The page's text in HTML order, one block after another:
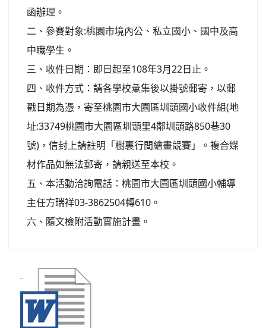
函辦理。
二、參賽對象:桃園市境內公、私立國小、國中及高
中職學生。
三、收件日期：即日起至108年3月22日止。
四、收件方式：請各學校彙集後以掛號郵寄，以郵
戳日期為憑，寄至桃園市大園區圳頭國小收件組(地
址:33749桃園市大園區圳頭里4鄰圳頭路850巷30
號)，信封上請註明「樹裏行間繪畫競賽」。複合媒
材作品如無法郵寄，請親送至本校。
五、本活動洽詢電話：桃園市大園區圳頭國小輔導
主任方瑞祥03-3862504轉610。
六、隨文檢附活動實施計畫。